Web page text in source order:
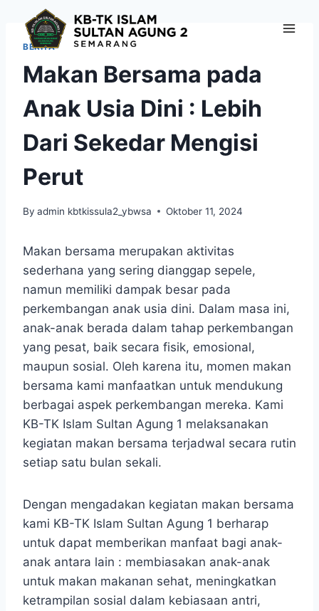
content
BERITA
Makan Bersama pada
Anak Usia Dini : Lebih
Dari Sekedar Mengisi
Perut
By admin kbtkissula2_ybwsa Oktober 11, 2024
Makan bersama merupakan aktivitas
sederhana yang sering dianggap sepele,
namun memiliki dampak besar pada
perkembangan anak usia dini. Dalam masa ini,
anak-anak berada dalam tahap perkembangan
yang pesat, baik secara fisik, emosional,
maupun sosial. Oleh karena itu, momen makan
bersama kami manfaatkan untuk mendukung
berbagai aspek perkembangan mereka. Kami
KB-TK Islam Sultan Agung 1 melaksanakan
kegiatan makan bersama terjadwal secara rutin
setiap satu bulan sekali.
Dengan mengadakan kegiatan makan bersama
kami KB-TK Islam Sultan Agung 1 berharap
untuk dapat memberikan manfaat bagi anak-
anak antara lain : membiasakan anak-anak
untuk makan makanan sehat, meningkatkan
ketrampilan sosial dalam kebiasaan antri,